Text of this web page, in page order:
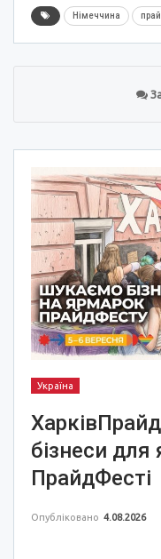
Німеччина
Україна
бізнеси
ПрайдФесті
Опубліковано 4.08.2026